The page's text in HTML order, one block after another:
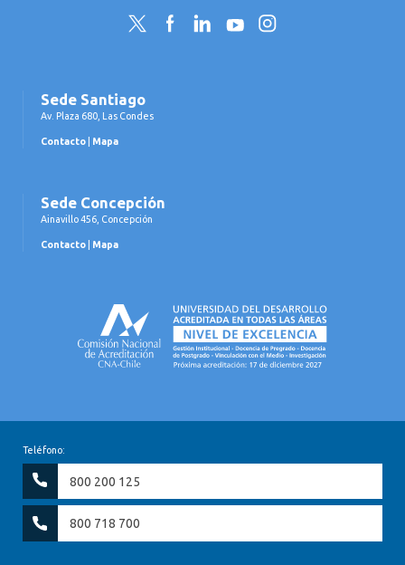
Twitter FacebookLinkedInYouTubeInstagram
Sede Santiago
Av. Plaza 680, Las Condes
Contacto Mapa
Sede Concepción
Ainavillo 456, Concepción
Contacto Mapa
Teléfono:
800 200 125
800 718 700